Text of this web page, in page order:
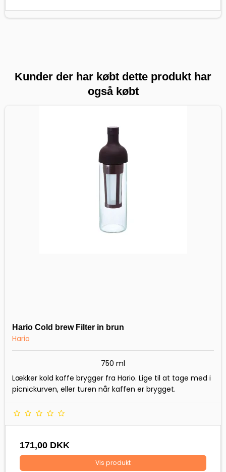
Kunder der har købt dette produkt har
også købt
Hario Cold brew Filter in brun
Hario
750 ml
Lækker kold kaffe brygger fra Hario. Lige til at tage med i
picnickurven, eller turen når kaffen er brygget.
171,00 DKK
Vis produkt